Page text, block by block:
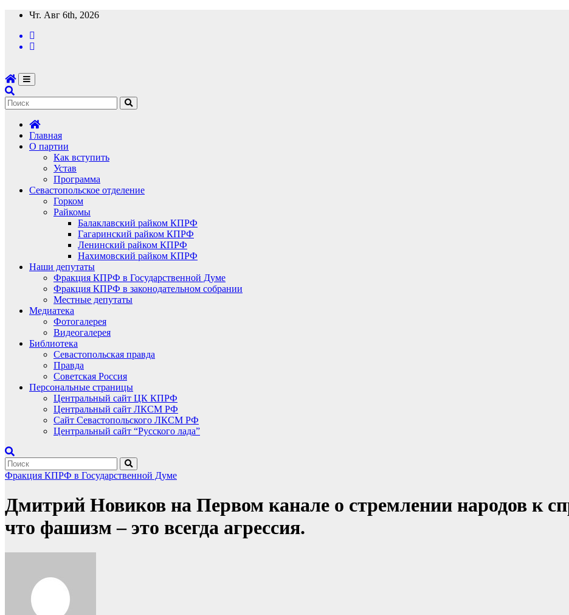
Перейти
содержимому
Чт. Авг 6th, 2026
Главная
О партии
Как вступить
Устав
Программа
Севастопольское отделение
Горком
Райкомы
Балаклавский райком КПРФ
Гагаринский райком КПРФ
Ленинский райком КПРФ
Нахимовский райком КПРФ
Наши депутаты
Фракция КПРФ в Государственной Думе
Фракция КПРФ в законодательном собрании
Местные депутаты
Медиатека
Фотогалерея
Видеогалерея
Библиотека
Севастопольская правда
Правда
Советская Россия
Персональные страницы
Центральный сайт ЦК КПРФ
Центральный сайт ЛКСМ РФ
Сайт Севастопольского ЛКСМ РФ
Центральный сайт “Русского лада”
Фракция КПРФ в Государственной Думе
Дмитрий Новиков на Первом канале о стремлении народов к
что фашизм – это всегда агрессия.